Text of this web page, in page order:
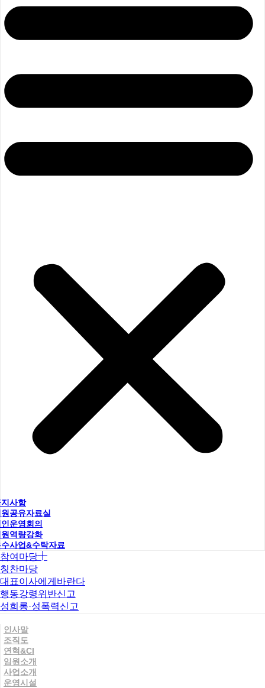
사항
공유자료실
운영회의
역량강화
사업&수탁자료
참여마당
칭찬마당
대표이사에게바란다
행동강령위반신고
성희롱·성폭력신고
인사말
조직도
연혁&CI
임원소개
사업소개
운영시설